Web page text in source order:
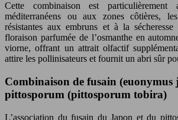
Cette combinaison est particulièrement
méditerranéens ou aux zones côtières,
résistantes aux embruns et à la
floraison parfumée de l’osmanthe en
viorne, offrant un attrait olfactif
attire les pollinisateurs et fournit un abri sûr
Combinaison de fusain (euonymus
pittosporum (pittosporum tobira)
L’association du fusain du Japon et du